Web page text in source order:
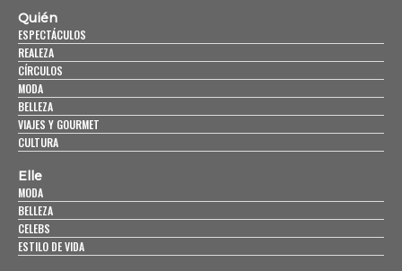
Quién
ESPECTÁCULOS
REALEZA
CÍRCULOS
MODA
BELLEZA
VIAJES Y GOURMET
CULTURA
Elle
MODA
BELLEZA
CELEBS
ESTILO DE VIDA